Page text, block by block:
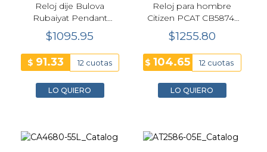
Reloj dije Bulova
Rubaiyat Pendant
Necklace 97L182 para
dama 25.5 mm
$1095.95
$ 91.33 12 cuotas
LO QUIERO
Reloj para hombre
Citizen PCAT CB5874-
81L Unite with Blue 43
mm, Cronógrafo
Atómico Eco-Drive
$1255.80
$104.65 12 cuotas
LO QUIERO